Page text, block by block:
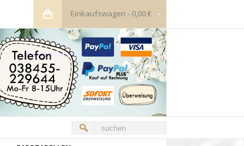
Einkaufswagen - 0,00 €